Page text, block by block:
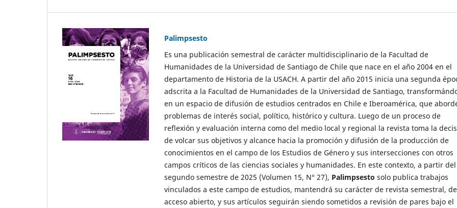
Palimpsesto
Es una publicación semestral de carácter multidisciplinario de la Facultad de
Humanidades de la Universidad de Santiago de Chile que nace en el año 2004 en el
departamento de Historia de la USACH. A partir del año 2015 inicia una segunda
adscrita a la Facultad de Humanidades de la Universidad de Santiago,
en un espacio de difusión de estudios centrados en Chile e Iberoamérica, que
problemas de interés social, político, histórico y cultura. Luego de un proceso de
reflexión y evaluación interna como del medio local y regional la revista toma la
de volcar sus objetivos y alcance hacia la promoción y difusión de la producción de
conocimientos en el campo de los Estudios de Género y sus intersecciones con otros
campos críticos de las ciencias sociales y humanidades. En este contexto, a partir del
segundo semestre de 2025 (Volumen 15, N° 27), Palimpsesto solo publica trabajos
vinculados a este campo de estudios, mantendrá su carácter de revista semestral, de
acceso abierto, y sus artículos seguirán siendo sometidos a revisión de pares bajo el